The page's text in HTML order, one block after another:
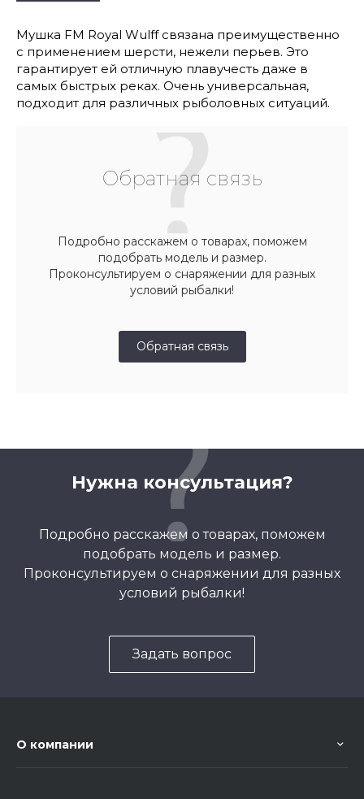
Мушка FM Royal Wulff связана преимущественно
с применением шерсти, нежели перьев. Это
гарантирует ей отличную плавучесть даже в
самых быстрых реках. Очень универсальная,
подходит для различных рыболовных ситуаций.
Обратная связь
Подробно расскажем о товарах, поможем
подобрать модель и размер.
Проконсультируем о снаряжении для разных
условий рыбалки!
Обратная связь
Нужна консультация?
Подробно расскажем о товарах, поможем
подобрать модель и размер.
Проконсультируем о снаряжении для разных
условий рыбалки!
Задать вопрос
О компании